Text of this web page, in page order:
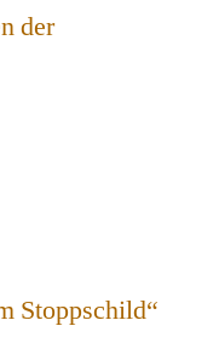
der
Stoppschild“